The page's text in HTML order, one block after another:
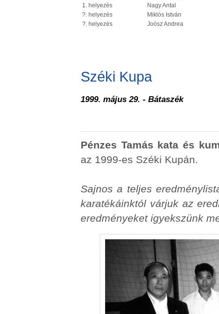
1. helyezés
Nagy Antal
?. helyezés
Miklós István
?. helyezés
Joósz Andrea
Széki Kupa
1999. május 29. - Bátaszék
Pénzes Tamás kata és
az 1999-es Széki Kupán.
Sajnos a teljes
karatékáinktól várjuk az
eredményeket igyekszünk